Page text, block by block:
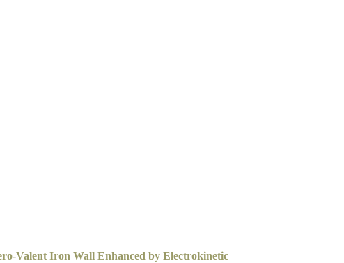
Valent Iron Wall Enhanced by Electrokinetic